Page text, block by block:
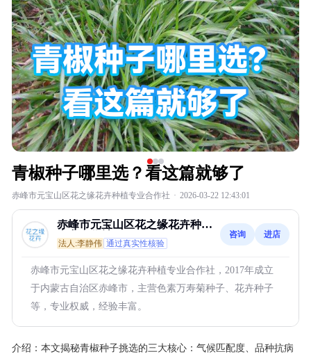
青椒种子哪里选？看这篇就够了
赤峰市元宝山区花之缘花卉种植专业合作社 · 2026-03-22 12:43:01
赤峰市元宝山区花之缘花卉种植
专业合作社
法人:李静伟 通过真实性核验
咨询 进店
赤峰市元宝山区花之缘花卉种植专业合作社，2017年成立
于内蒙古自治区赤峰市，主营色素万寿菊种子、花卉种子
等，专业权威，经验丰富。
介绍： 本文揭秘青椒种子挑选的三大核心：气候匹配度、品种抗病